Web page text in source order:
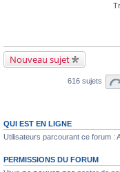
Nouveau sujet
616 sujets
QUI EST EN LIGNE
Utilisateurs parcourant ce forum :
PERMISSIONS DU FORUM